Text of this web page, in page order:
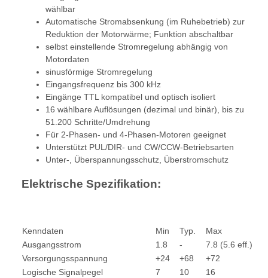
wählbar
Automatische Stromabsenkung (im Ruhebetrieb) zur
Reduktion der Motorwärme; Funktion abschaltbar
selbst einstellende Stromregelung abhängig von
Motordaten
sinusförmige Stromregelung
Eingangsfrequenz bis 300 kHz
Eingänge TTL kompatibel und optisch isoliert
16 wählbare Auflösungen (dezimal und binär), bis zu
51.200 Schritte/Umdrehung
Für 2-Phasen- und 4-Phasen-Motoren geeignet
Unterstützt PUL/DIR- und CW/CCW-Betriebsarten
Unter-, Überspannungsschutz, Überstromschutz
Elektrische Spezifikation:
Kenndaten Min Typ.
Max
Ausgangsstrom
1.8 -
7.8 (5.6 eff.)
Versorgungsspannung
+24 +68
+72
Logische Signalpegel
7 10
16